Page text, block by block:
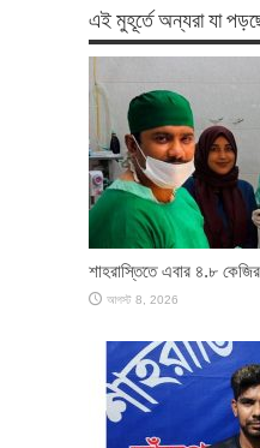
এই মুহূর্তে অন্যরা যা
শাহরাস্তিতে এবার ৪.৮
আগস্ট 8, 2026